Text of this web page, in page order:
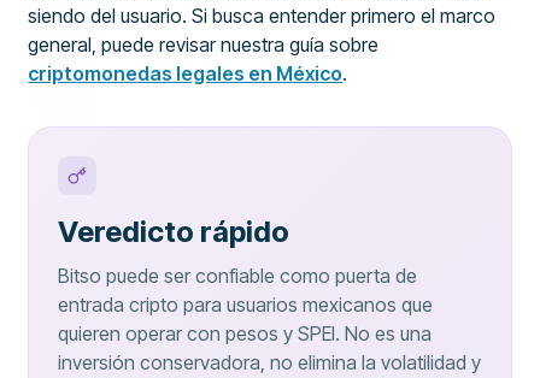
siendo del usuario. Si busca entender primero el marco
general, puede revisar nuestra guía sobre
criptomonedas legales en México.
Veredicto rápido
Bitso puede ser confiable como puerta de
entrada cripto para usuarios mexicanos que
quieren operar con pesos y SPEI. No es una
inversión conservadora, no elimina la volatilidad y